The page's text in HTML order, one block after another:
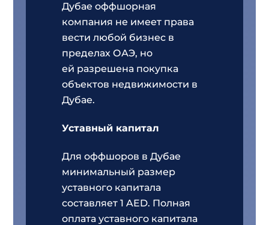
Дубае оффшорная
компания не имеет права
вести любой бизнес в
пределах ОАЭ, но
ей разрешена покупка
объектов недвижимости в
Дубае.
Уставный капитал
Для оффшоров в Дубае
минимальный размер
уставного капитала
составляет 1 AED. Полная
оплата уставного капитала